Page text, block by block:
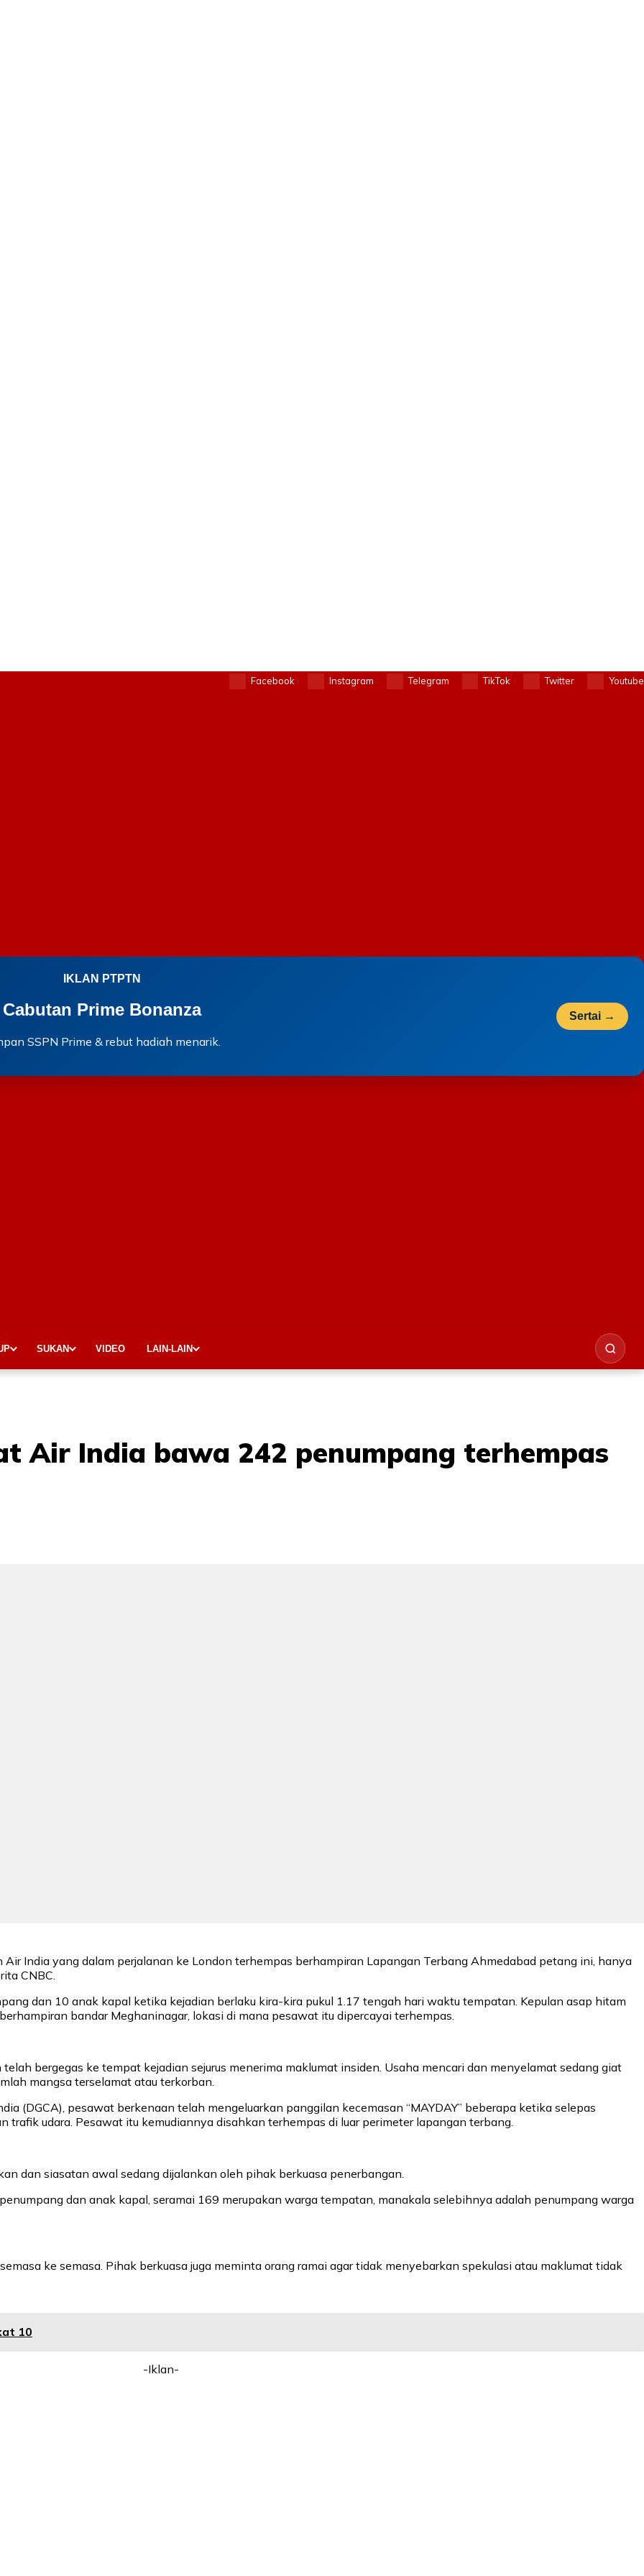
Facebook Instagram Telegram TikTok Twitter Youtube
IKLAN PTPTN
Cabutan Prime Bonanza
SSPN Prime & rebut hadiah menarik.
Sertai →
SUKAN VIDEO LAIN-LAIN
Air India bawa 242 penumpang terhempas
India yang dalam perjalanan ke London terhempas berhampiran Lapangan Terbang Ahmedabad petang ini, hanya
CNBC.
dan 10 anak kapal ketika kejadian berlaku kira-kira pukul 1.17 tengah hari waktu tempatan. Kepulan asap hitam
bandar Meghaninagar, lokasi di mana pesawat itu dipercayai terhempas.
bergegas ke tempat kejadian sejurus menerima maklumat insiden. Usaha mencari dan menyelamat sedang giat
mangsa terselamat atau terkorban.
(DGCA), pesawat berkenaan telah mengeluarkan panggilan kecemasan “MAYDAY” beberapa ketika selepas
trafik udara. Pesawat itu kemudiannya disahkan terhempas di luar perimeter lapangan terbang.
dan siasatan awal sedang dijalankan oleh pihak berkuasa penerbangan.
dan anak kapal, seramai 169 merupakan warga tempatan, manakala selebihnya adalah penumpang warga
ke semasa. Pihak berkuasa juga meminta orang ramai agar tidak menyebarkan spekulasi atau maklumat tidak
10
-Iklan-